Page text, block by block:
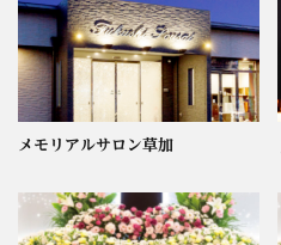
メモリアルサロン草加